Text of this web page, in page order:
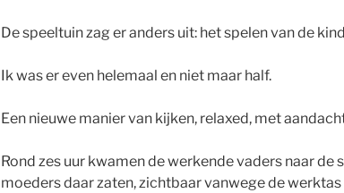
De speeltuin zag er anders uit: het spelen van de
Ik was er even helemaal en niet maar half.
Een nieuwe manier van kijken, relaxed, met
Rond zes uur kwamen de werkende vaders naar de
moeders daar zaten, zichtbaar vanwege de